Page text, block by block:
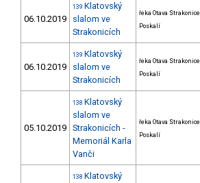
06.10.2019
139 Klatovský
slalom ve
Strakonicích
řeka Otava Strakonice
Poskalí
06.10.2019
139 Klatovský
slalom ve
Strakonicích
řeka Otava Strakonice
Poskalí
05.10.2019
138 Klatovský
slalom ve
Strakonicích -
Memoriál Karla
Vanči
řeka Otava Strakonice
Poskalí
138 Klatovský